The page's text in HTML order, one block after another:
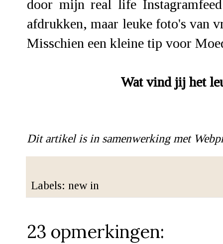
door mijn real life
afdrukken, maar leuke foto's van
Misschien een kleine tip voor
Wat vind jij het
Dit artikel is in samenwerking met
Labels: new in
23 opmerkingen: